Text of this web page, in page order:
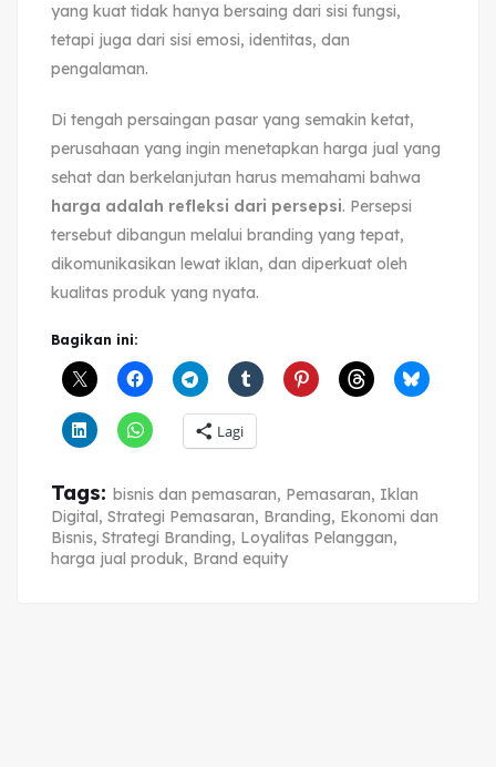
yang kuat tidak hanya bersaing dari sisi fungsi,
tetapi juga dari sisi emosi, identitas, dan
pengalaman.
Di tengah persaingan pasar yang semakin ketat,
perusahaan yang ingin menetapkan harga jual yang
sehat dan berkelanjutan harus memahami bahwa
harga adalah refleksi dari persepsi. Persepsi
tersebut dibangun melalui branding yang tepat,
dikomunikasikan lewat iklan, dan diperkuat oleh
kualitas produk yang nyata.
Bagikan ini:
Lagi
Tags: bisnis dan pemasaran, Pemasaran, Iklan
Digital, Strategi Pemasaran, Branding, Ekonomi dan
Bisnis, Strategi Branding, Loyalitas Pelanggan,
harga jual produk, Brand equity